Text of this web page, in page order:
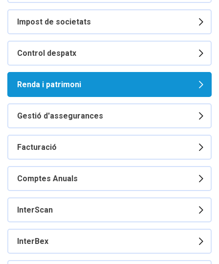
Impost de societats
Control despatx
Renda i patrimoni
Gestió d'assegurances
Facturació
Comptes Anuals
InterScan
InterBex